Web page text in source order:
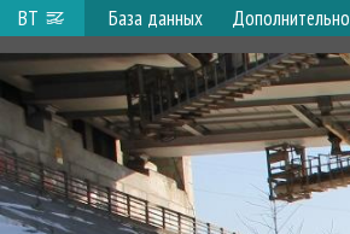
ВТ База данных Дополнительно